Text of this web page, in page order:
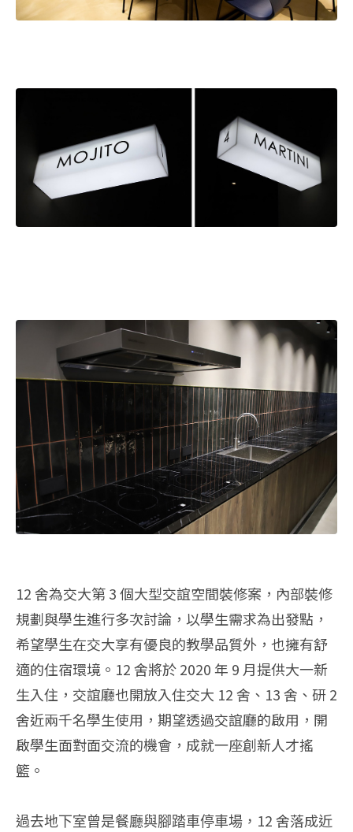
12 舍為交大第 3 個大型交誼空間裝修案，內部裝修
規劃與學生進行多次討論，以學生需求為出發點，
希望學生在交大享有優良的教學品質外，也擁有舒
適的住宿環境。12 舍將於 2020 年 9 月提供大一新
生入住，交誼廳也開放入住交大 12 舍、13 舍、研 2
舍近兩千名學生使用，期望透過交誼廳的啟用，開
啟學生面對面交流的機會，成就一座創新人才搖
籃。
過去地下室曾是餐廳與腳踏車停車場， 12 舍落成近